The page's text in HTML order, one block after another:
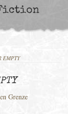
EMPTY
Grenze